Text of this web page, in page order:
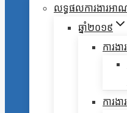
លទ្ធផលការងារអា
ឆ្នាំ២០១៩
ការង
ការង